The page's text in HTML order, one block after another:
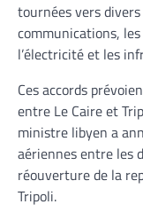
tournées vers divers
communications,
l’électricité et les
Ces accords
entre Le Caire et
ministre libyen a
aériennes entre les
réouverture de la
Tripoli.